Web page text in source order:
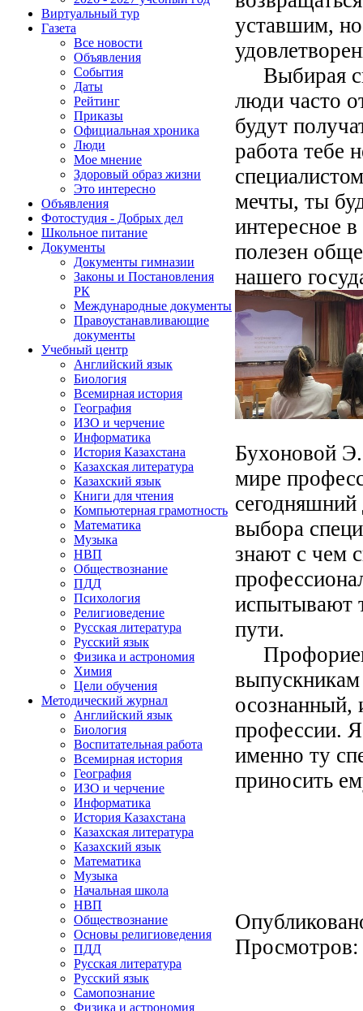
Виртуальный тур
Газета
Все новости
Объявления
События
Даты
Рейтинг
Приказы
Официальная хроника
Люди
Мое мнение
Здоровый образ жизни
Это интересно
Объявления
Фотостудия - Добрых дел
Школьное питание
Документы
Документы гимназии
Законы и Постановления
РК
Международные документы
Правоустанавливающие
документы
Учебный центр
Английский язык
Биология
Всемирная история
География
ИЗО и черчение
Информатика
История Казахстана
Казахская литература
Казахский язык
Книги для чтения
Компьютерная грамотность
Математика
Музыка
НВП
Обществознание
ПДД
Психология
Религиоведение
Русская литература
Русский язык
Физика и астрономия
Химия
Цели обучения
Методический журнал
Английский язык
Биология
Воспитательная работа
Всемирная история
География
ИЗО и черчение
Информатика
История Казахстана
Казахская литература
Казахский язык
Математика
Музыка
Начальная школа
НВП
Обществознание
Основы религиоведения
ПДД
Русская литература
Русский язык
Самопознание
Физика и астрономия
уставшим,
Выбирая
люди часто
будут
работа тебе
мечты, ты
интересное
полезен
нашего
Бухоновой
мире
сегодняшний
выбора
знают с чем
испытывают
пути.
профессии.
именно ту
приносить